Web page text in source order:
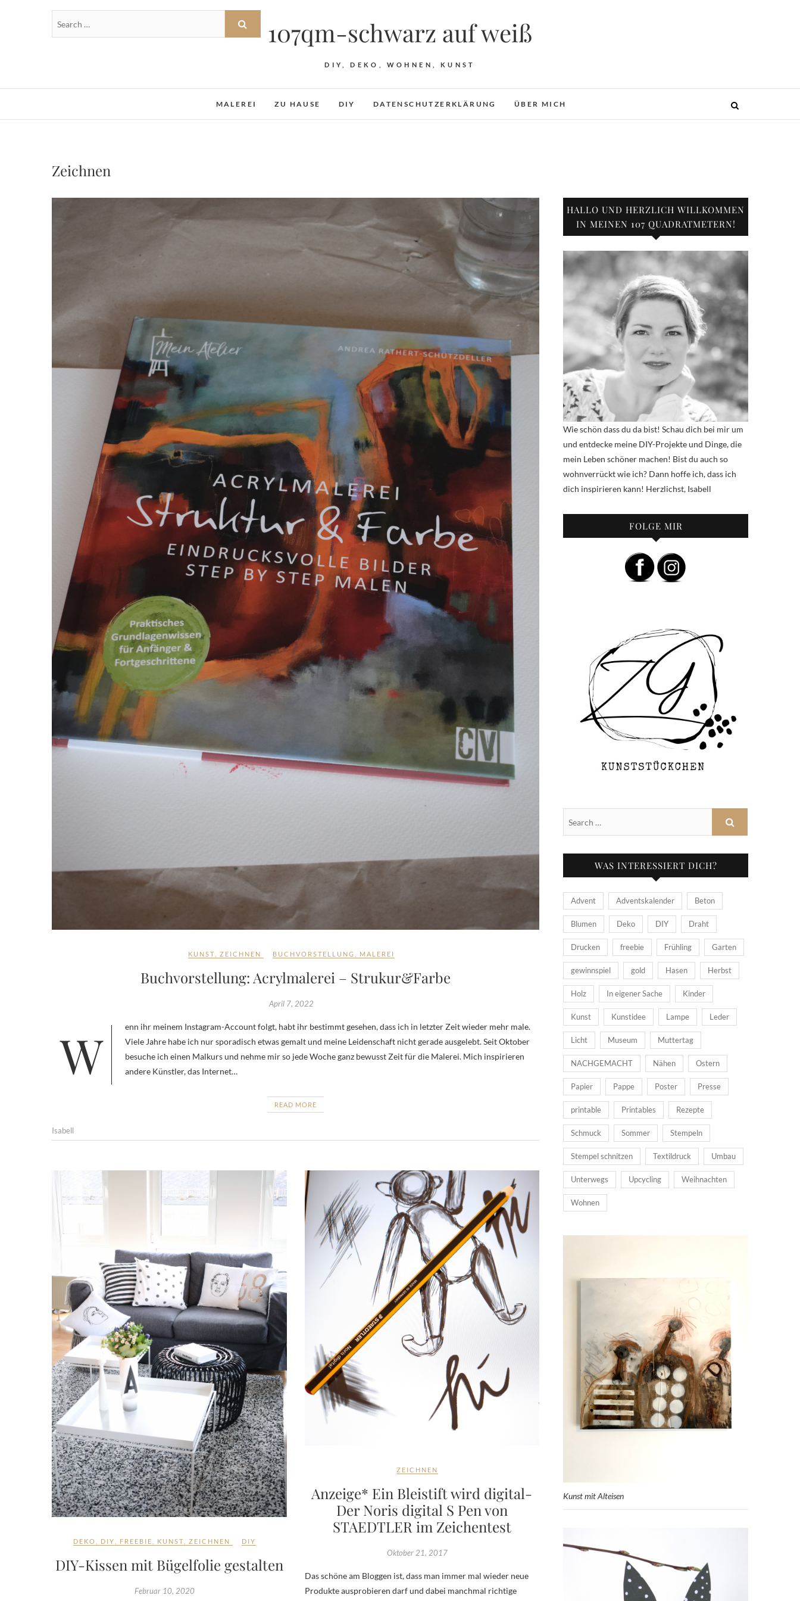
107qm-schwarz auf weiß
DIY, DEKO, WOHNEN, KUNST
MALEREI ZU HAUSE DIY DATENSCHUTZERKLÄRUNG ÜBER MICH
Zeichnen
KUNST ZEICHNEN BUCHVORSTELLUNG MALEREI
Buchvorstellung: Acrylmalerei – Strukur&Farbe
April 7, 2022
Wenn ihr meinem Instagram-Account folgt, habt ihr bestimmt gesehen, dass ich in letzter Zeit wieder mehr male.
Viele Jahre habe ich nur sporadisch etwas gemalt und meine Leidenschaft nicht gerade ausgelebt. Seit Oktober
besuche ich einen Malkurs und nehme mir so jede Woche ganz bewusst Zeit für die Malerei. Mich inspirieren
andere Künstler, das Internet…
READ MORE
Isabell
DEKO DIY FREEBIE KUNST ,ZEICHNEN DIY
DIY-Kissen mit Bügelfolie gestalten
Februar 10, 2020
ZEICHNEN
Anzeige* Ein Bleistift wird digital-
Der Noris digital S Pen von
STAEDTLER im Zeichentest
Oktober 21, 2017
Das schöne am Bloggen ist, dass man immer mal wieder neue
Produkte ausprobieren darf und dabei manchmal richtige
HALLO UND HERZLICH WILLKOMMEN
IN MEINEN 107 QUADRATMETERN!
Wie schön dass du da bist! Schau dich bei mir um
und entdecke meine DIY-Projekte und Dinge, die
mein Leben schöner machen! Bist du auch so
wohnverrückt wie ich? Dann hoffe ich, dass ich
dich inspirieren kann! Herzlichst, Isabell
FOLGE MIR
WAS INTERESSIERT DICH?
Advent Adventskalender Beton
Blumen Deko DIY Draht
Drucken freebie Frühling Garten
gewinnspiel gold Hasen Herbst
Holz In eigener Sache Kinder
Kunst Kunstidee Lampe Leder
Licht Museum Muttertag
NACHGEMACHT Nähen Ostern
Papier Pappe Poster Presse
printable Printables Rezepte
Schmuck Sommer Stempeln
Stempel schnitzen Textildruck Umbau
Unterwegs Upcycling Weihnachten
Wohnen
Kunst mit Alteisen